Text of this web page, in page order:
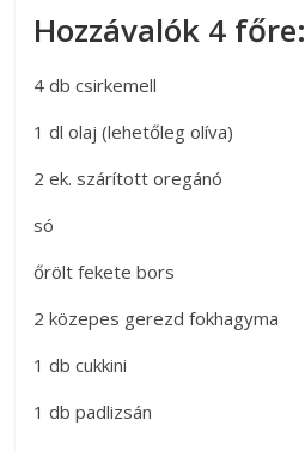
Hozzávalók 4 főre:
4 db csirkemell
1 dl olaj (lehetőleg olíva)
2 ek. szárított oregánó
só
őrölt fekete bors
2 közepes gerezd fokhagyma
1 db cukkini
1 db padlizsán